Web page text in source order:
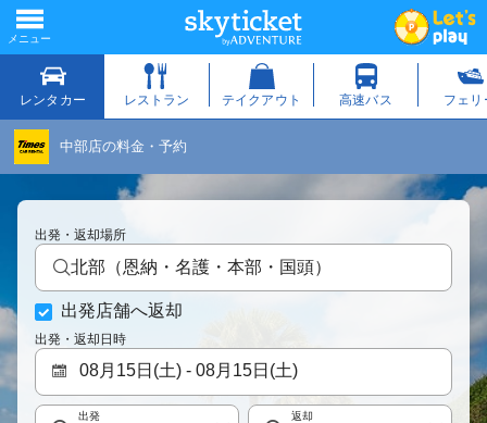
中部店の料金・予約
出発・返却場所
北部（恩納・名護・本部・国頭）
出発店舗へ返却
出発・返却日時
出発 返却